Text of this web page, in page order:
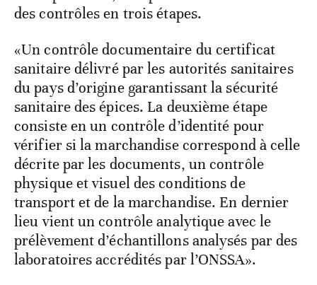
des contrôles en trois étapes.
«Un contrôle documentaire du certificat
sanitaire délivré par les autorités sanitaires
du pays d’origine garantissant la sécurité
sanitaire des épices. La deuxième étape
consiste en un contrôle d’identité pour
vérifier si la marchandise correspond à celle
décrite par les documents, un contrôle
physique et visuel des conditions de
transport et de la marchandise. En dernier
lieu vient un contrôle analytique avec le
prélèvement d’échantillons analysés par des
laboratoires accrédités par l’ONSSA».